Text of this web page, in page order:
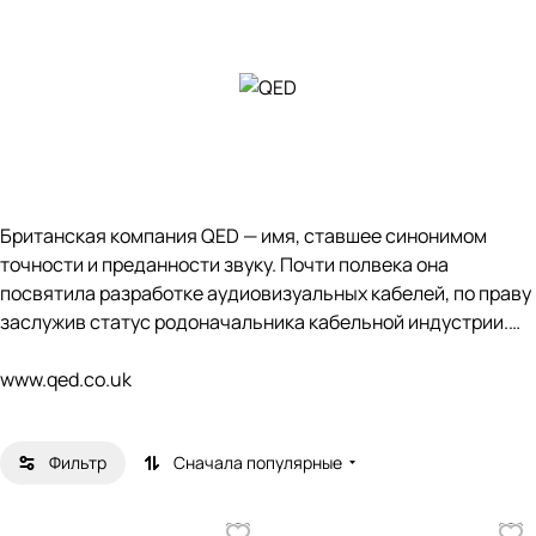
Британская компания QED — имя, ставшее синонимом
точности и преданности звуку. Почти полвека она
посвятила разработке аудиовизуальных кабелей, по праву
заслужив статус родоначальника кабельной индустрии.
Вехой в истории аудиотехники стал 1976 год — именно
акустический кабель и убедительно доказал: кабель — не
картины, способный ощутимо влиять на её качество.
www.qed.co.uk
Фильтр Сначала популярные